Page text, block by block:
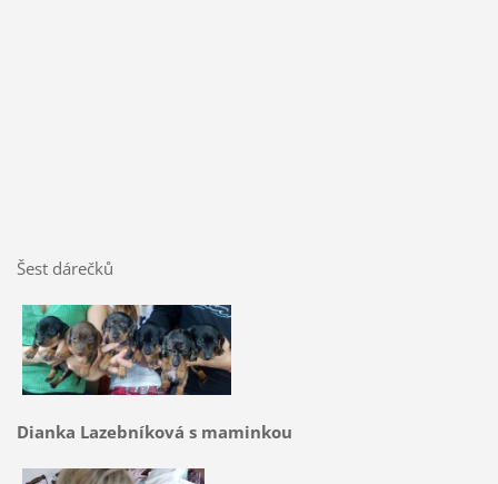
Šest dárečků
Dianka Lazebníková s maminkou